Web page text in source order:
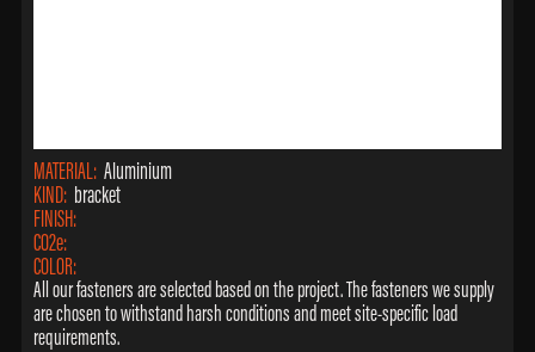
MATERIAL: Aluminium
KIND: bracket
FINISH:
CO2e:
COLOR:
All our fasteners are selected based on the project. The fasteners we supply
are chosen to withstand harsh conditions and meet site-specific load
requirements.